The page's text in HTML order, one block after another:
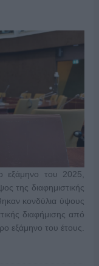
του 2025,
της διαφημιστικής
κονδύλια ύψους
διαφήμισης από
εξάμηνο του έτους.